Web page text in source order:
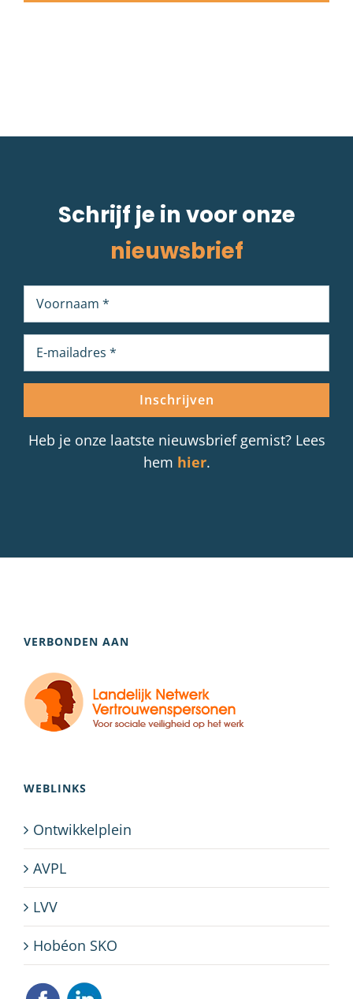
Schrijf je in voor onze
nieuwsbrief
Heb je onze laatste nieuwsbrief gemist? Lees
hem hier.
VERBONDEN AAN
WEBLINKS
Ontwikkelplein
AVPL
LVV
Hobéon SKO